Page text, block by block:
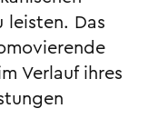
leisten. Das
Verlauf ihres